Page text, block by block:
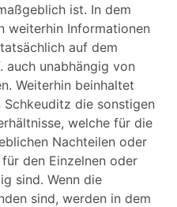
ist. In dem
weiterhin Informationen
auf dem
unabhängig von
Weiterhin beinhaltet
die sonstigen
welche für die
Nachteilen oder
den Einzelnen oder
sind. Wenn die
sind, werden in dem